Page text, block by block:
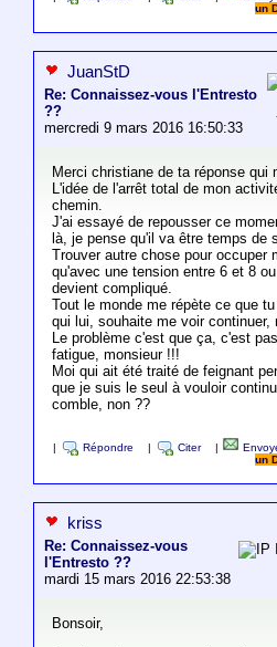
un
JuanStD
Re: Connaissez-vous l'Entresto
??
mercredi 9 mars 2016 16:50:33
Merci christiane de ta réponse qui
L'idée de l'arrêt total de mon
chemin.
J'ai essayé de repousser ce
là, je pense qu'il va être temps de
Trouver autre chose pour occuper
qu'avec une tension entre 6 et 8
devient compliqué.
Tout le monde me répète ce que
qui lui, souhaite me voir continuer,
Le problème c'est que ça, c'est
fatigue, monsieur !!!
Moi qui ait été traité de feignant
que je suis le seul à vouloir
comble, non ??
Répondre Citer
un
kriss
Re: Connaissez-vous
l'Entresto ??
mardi 15 mars 2016 22:53:38
Bonsoir,